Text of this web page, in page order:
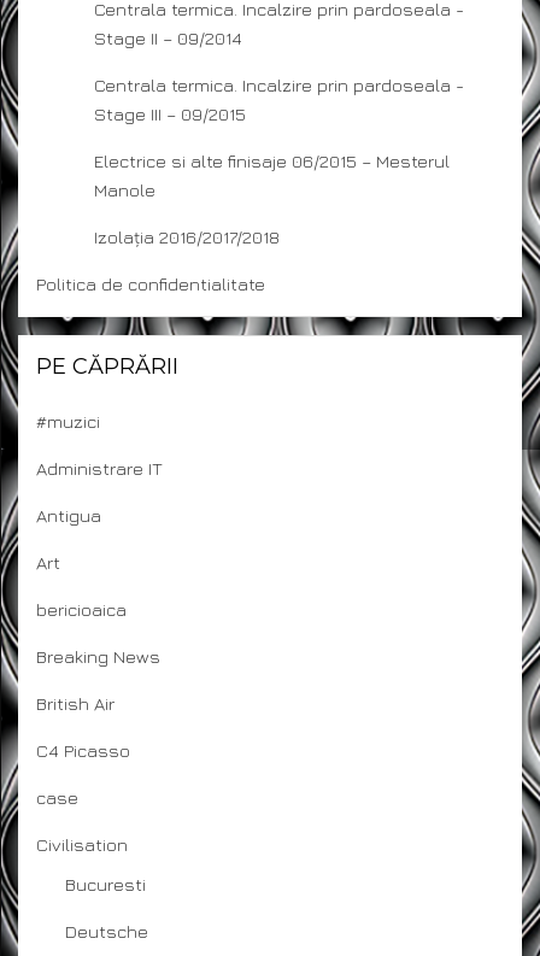
Centrala termica. Incalzire prin pardoseala -
Stage II – 09/2014
Centrala termica. Incalzire prin pardoseala -
Stage III – 09/2015
Electrice si alte finisaje 06/2015 – Mesterul
Manole
Izolația 2016/2017/2018
Politica de confidentialitate
PE CĂPRĂRII
#muzici
Administrare IT
Antigua
Art
bericioaica
Breaking News
British Air
C4 Picasso
case
Civilisation
Bucuresti
Deutsche